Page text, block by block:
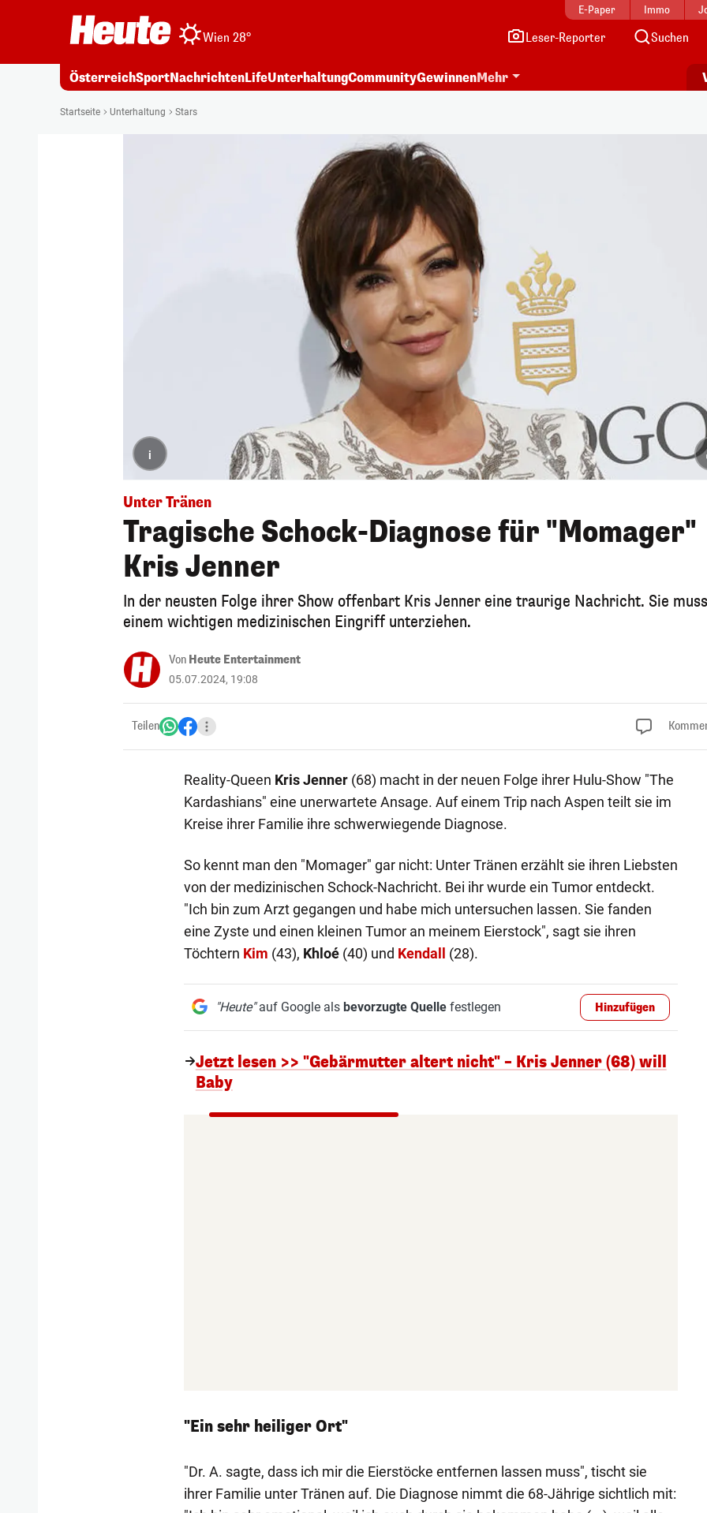
E-Paper Immo
Wien 28° Leser-Reporter Suchen
ÖsterreichSportNachrichtenLifeUnterhaltungCommunityGewinnenMehr
Startseite Unterhaltung Stars
i
Unter Tränen
Tragische Schock-Diagnose für "Momager"
Kris Jenner
In der neusten Folge ihrer Show offenbart Kris Jenner eine traurige Nachricht. Sie
einem wichtigen medizinischen Eingriff unterziehen.
Von Heute Entertainment
05.07.2024, 19:08
Teilen
Reality-Queen Kris Jenner(68) macht in der neuen Folge ihrer Hulu-Show "The
Kardashians" eine unerwartete Ansage. Auf einem Trip nach Aspen teilt sie im
Kreise ihrer Familie ihre schwerwiegende Diagnose.
So kennt man den "Momager" gar nicht: Unter Tränen erzählt sie ihren Liebsten
von der medizinischen Schock-Nachricht. Bei ihr wurde ein Tumor entdeckt.
"Ich bin zum Arzt gegangen und habe mich untersuchen lassen. Sie fanden
eine Zyste und einen kleinen Tumor an meinem Eierstock", sagt sie ihren
Töchtern Kim (43), Khloé(40) und Kendall (28).
"Heute"auf Google als bevorzugte Quellefestlegen Hinzufügen
Jetzt lesen >> "Gebärmutter altert nicht" – Kris Jenner (68) will
Baby
"Ein sehr heiliger Ort"
"Dr. A. sagte, dass ich mir die Eierstöcke entfernen lassen muss", tischt sie
ihrer Familie unter Tränen auf. Die Diagnose nimmt die 68-Jährige sichtlich mit: